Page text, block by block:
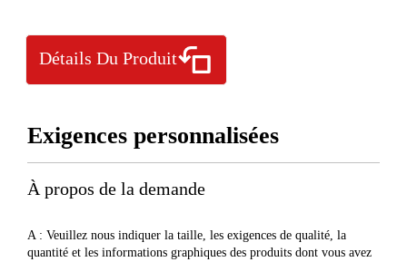
Détails Du Produit
Exigences personnalisées
À propos de la demande
A : Veuillez nous indiquer la taille, les exigences de qualité, la
quantité et les informations graphiques des produits dont vous avez